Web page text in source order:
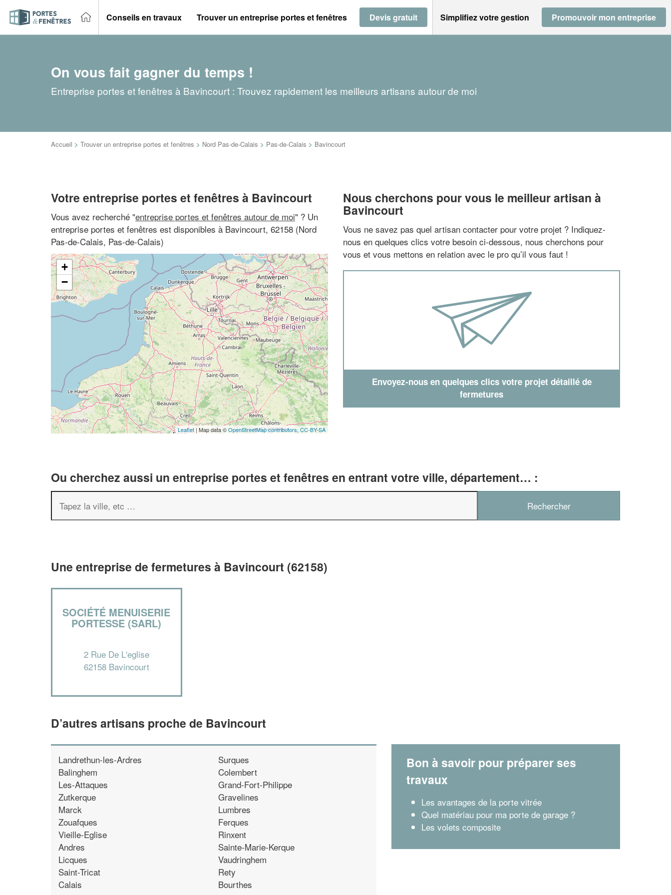
Conseils en travaux Trouver un entreprise portes et fenêtres Devis gratuit Simplifiez votre gestion Promouvoir mon entreprise
On vous fait gagner du temps !
Entreprise portes et fenêtres à Bavincourt : Trouvez rapidement les meilleurs artisans autour de moi
Accueil > Trouver un entreprise portes et fenêtres > Nord Pas-de-Calais > Pas-de-Calais > Bavincourt
Votre entreprise portes et fenêtres à Bavincourt
Vous avez recherché "entreprise portes et fenêtres autour de moi" ? Un
entreprise portes et fenêtres est disponibles à Bavincourt, 62158 (Nord
Pas-de-Calais, Pas-de-Calais)
+
−
Leaflet| Map data ©OpenStreetMap contributors, CC-BY-SA
Nous cherchons pour vous le meilleur artisan à
Bavincourt
Vous ne savez pas quel artisan contacter pour votre projet ? Indiquez-
nous en quelques clics votre besoin ci-dessous, nous cherchons pour
vous et vous mettons en relation avec le pro qu’il vous faut !
Envoyez-nous en quelques clics votre projet détaillé de
fermetures
Ou cherchez aussi un entreprise portes et fenêtres en entrant votre ville, département… :
Une entreprise de fermetures à Bavincourt (62158)
SOCIÉTÉ MENUISERIE
PORTESSE (SARL)
2 Rue De L'eglise
62158 Bavincourt
D’autres artisans proche de Bavincourt
Landrethun-les-Ardres
Balinghem
Les-Attaques
Zutkerque
Marck
Zouafques
Vieille-Eglise
Andres
Licques
Saint-Tricat
Calais
Surques
Colembert
Grand-Fort-Philippe
Gravelines
Lumbres
Ferques
Rinxent
Sainte-Marie-Kerque
Vaudringhem
Rety
Bourthes
Bon à savoir pour préparer ses
travaux
Les avantages de la porte vitrée
Quel matériau pour ma porte de garage ?
Les volets composite
✕
Vous êtes un
professionnel ?